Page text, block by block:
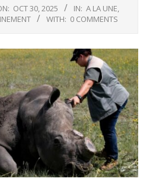
OCT 30, 2025 IN: A LA UNE,
WITH: 0 COMMENTS